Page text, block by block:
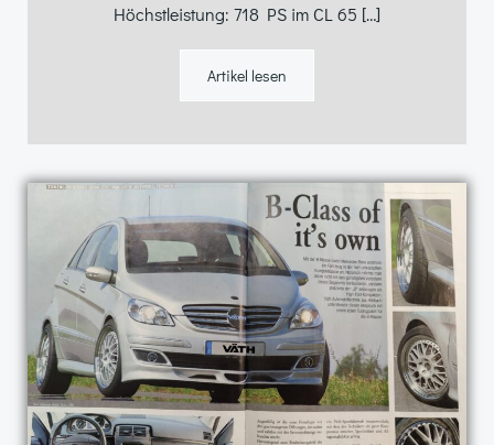
Höchstleistung: 718 PS im CL 65 […]
Artikel lesen